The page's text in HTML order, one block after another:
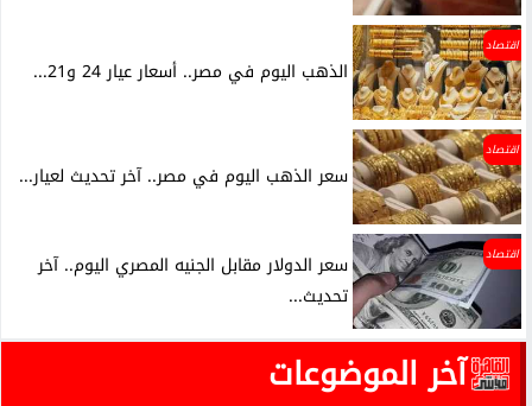
اقتصاد
الذهب اليوم في مصر.. أسعار عيار 24 و21...
اقتصاد
سعر الذهب اليوم في مصر.. آخر تحديث لعيار...
اقتصاد
سعر الدولار مقابل الجنيه المصري اليوم.. آخر
تحديث...
آخر الموضوعات